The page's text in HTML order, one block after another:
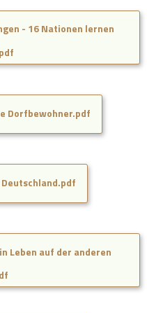
- 16 Nationen lernen
Dorfbewohner.pdf
Leben auf der anderen